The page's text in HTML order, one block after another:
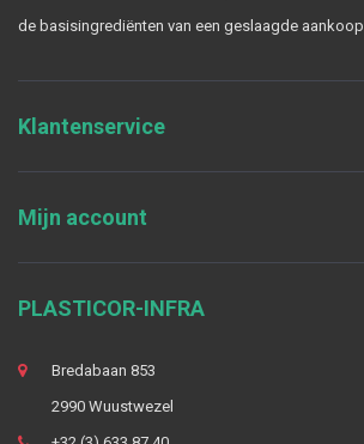
de basisingrediënten van een geslaagde aankoop
Klantenservice
Mijn account
PLASTICOR-INFRA
Bredabaan 853
2990 Wuustwezel